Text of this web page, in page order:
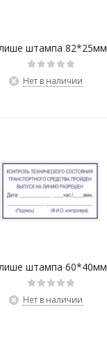
штампа 82*25мм
Нет в наличии
штампа 60*40мм
Нет в наличии